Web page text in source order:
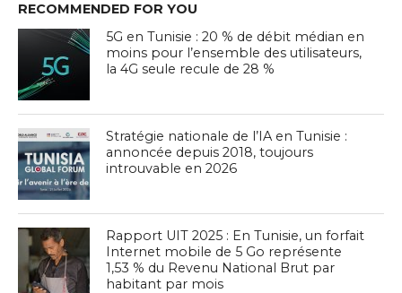
RECOMMENDED FOR YOU
5G en Tunisie : 20 % de débit médian en
moins pour l’ensemble des utilisateurs,
la 4G seule recule de 28 %
Stratégie nationale de l’IA en Tunisie :
annoncée depuis 2018, toujours
introuvable en 2026
Rapport UIT 2025 : En Tunisie, un forfait
Internet mobile de 5 Go représente
1,53 % du Revenu National Brut par
habitant par mois